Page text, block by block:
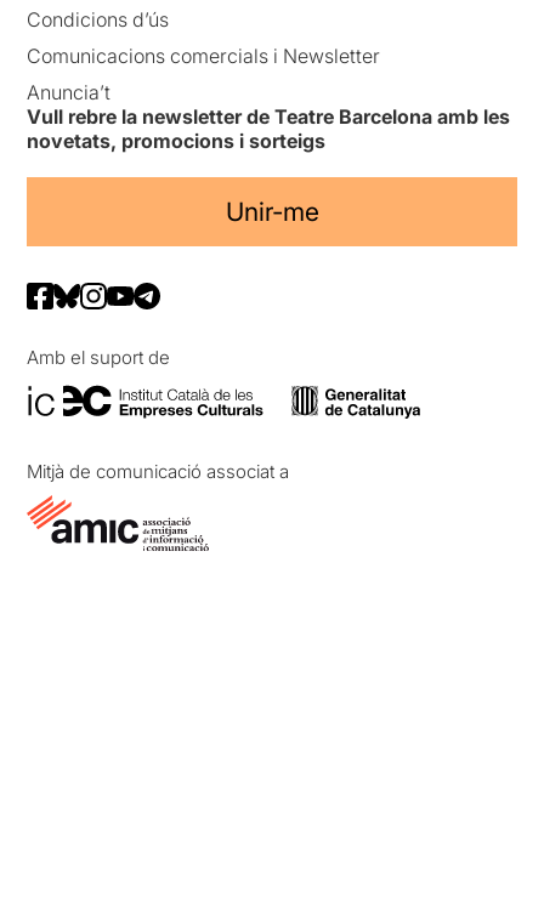
Condicions d’ús
Comunicacions comercials i Newsletter
Anuncia’t
Vull rebre la newsletter de Teatre Barcelona amb les
novetats, promocions i sorteigs
Unir-me
Amb el suport de
Mitjà de comunicació associat a